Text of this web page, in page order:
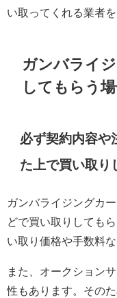
い取ってくれる業者
ガンバライ
してもらう
必ず契約内容や
た上で買い取り
ガンバライジングカ
どで買い取りしても
い取り価格や手数料
また、オークション
性もあります。その